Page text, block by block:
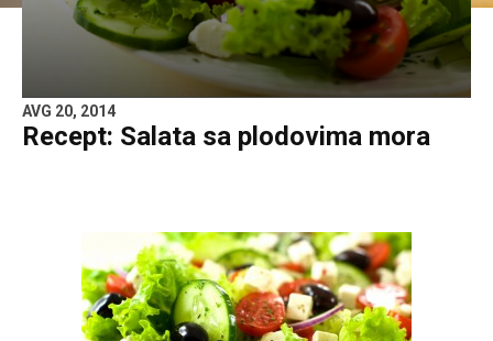
AVG 20, 2014
Recept: Salata sa plodovima mora